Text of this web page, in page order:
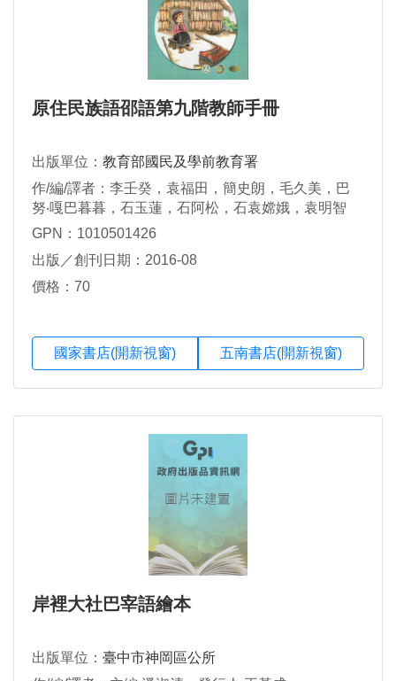
原住民族語邵語第九階教師手冊
出版單位： 教育部國民及學前教育署
作/編/譯者：李壬癸，袁福田，簡史朗，毛久美，巴
努‧嘎巴暮暮，石玉蓮，石阿松，石袁嫦娥，袁明智
GPN：1010501426
出版／創刊日期：2016-08
價格：70
國家書店(開新視窗) 五南書店(開新視窗)
岸裡大社巴宰語繪本
出版單位： 臺中市神岡區公所